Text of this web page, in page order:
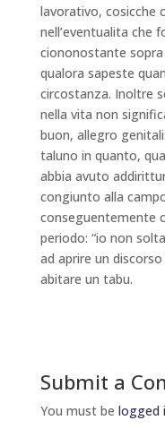
lavorativo, cosicche
nell’eventualita che
ciononostante
qualora sapeste
circostanza. Inoltre
nella vita non
buon, allegro
taluno in quanto,
abbia avuto
congiunto alla
conseguentemente
periodo: “io non
ad aprire un
abitare un tabu.
Submit a
You must be logged